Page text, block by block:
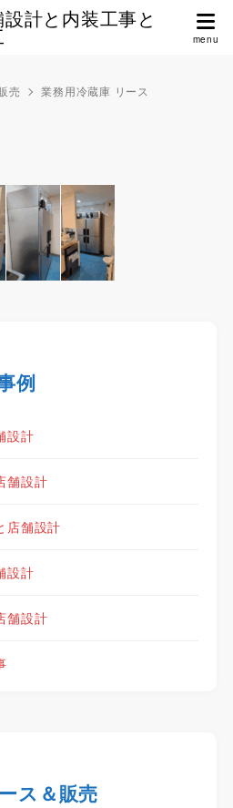
計と内装工事と
売
業務用冷蔵庫 リース
例
設計
舗設計
店舗設計
設計
舗設計
ス＆販売